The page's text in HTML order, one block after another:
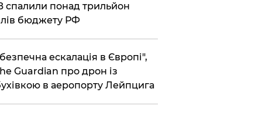
спалили понад трильйон
бюджету РФ
ескалація в Європі",
Guardian про дрон із
в аеропорту Лейпцига